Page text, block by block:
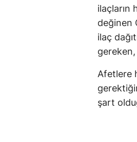
ilaçların
değinen
ilaç
Afetlere
şart